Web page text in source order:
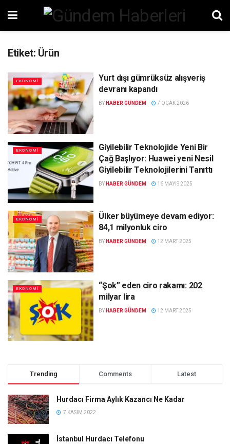
Etiket: Ürün
EKONOMI
Yurt dışı gümrüksüz alışveriş
devranı kapandı
BY HABER GÜNDEM 7 OCAK 2026
EKONOMI
Giyilebilir Teknolojide Yeni Bir
Çağ Başlıyor: Huawei yeni Nesil
Giyilebilir Teknolojilerini Tanıttı
BY HABER GÜNDEM 16 MAYIS 2025
EKONOMI
Ülker büyümeye devam ediyor:
84,1 milyonluk ciro
BY HABER GÜNDEM 12 MART 2025
EKONOMI
“Şok” eden ciro rakamı: 202
milyar lira
BY HABER GÜNDEM 12 MART 2025
Trending Comments Latest
Hurdacı Firma Aylık Kazancı Ne Kadar
7 KASIM 2022
İstanbul Hurdacı Telefonu